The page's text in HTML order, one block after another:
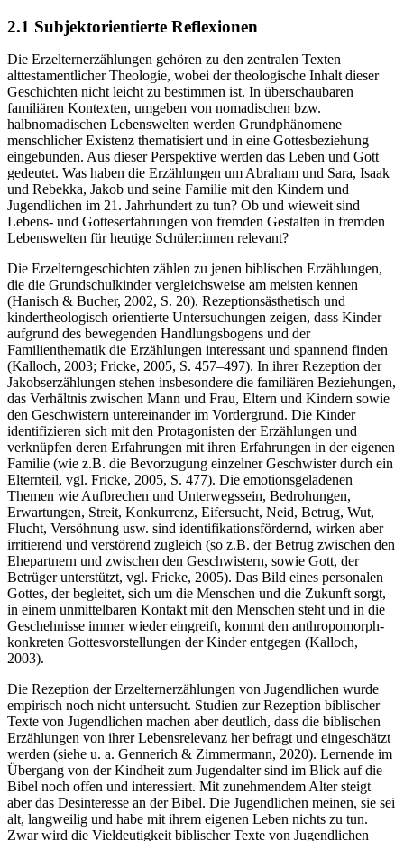
2.1 Subjektorientierte Reflexionen
Die Erzelternerzählungen gehören zu den zentralen Texten
alttestamentlicher Theologie, wobei der theologische Inhalt dieser
Geschichten nicht leicht zu bestimmen ist. In überschaubaren
familiären Kontexten, umgeben von nomadischen bzw.
halbnomadischen Lebenswelten werden Grundphänomene
menschlicher Existenz thematisiert und in eine Gottesbeziehung
eingebunden. Aus dieser Perspektive werden das Leben und Gott
gedeutet. Was haben die Erzählungen um Abraham und Sara, Isaak
und Rebekka, Jakob und seine Familie mit den Kindern und
Jugendlichen im 21. Jahrhundert zu tun? Ob und wieweit sind
Lebens- und Gotteserfahrungen von fremden Gestalten in fremden
Lebenswelten für heutige Schüler:innen relevant?
Die Erzelterngeschichten zählen zu jenen biblischen Erzählungen,
die die Grundschulkinder vergleichsweise am meisten kennen
(Hanisch & Bucher, 2002, S. 20). Rezeptionsästhetisch und
kindertheologisch orientierte Untersuchungen zeigen, dass Kinder
aufgrund des bewegenden Handlungsbogens und der
Familienthematik die Erzählungen interessant und spannend finden
(Kalloch, 2003; Fricke, 2005, S. 457–497). In ihrer Rezeption der
Jakobserzählungen stehen insbesondere die familiären Beziehungen,
das Verhältnis zwischen Mann und Frau, Eltern und Kindern sowie
den Geschwistern untereinander im Vordergrund. Die Kinder
identifizieren sich mit den Protagonisten der Erzählungen und
verknüpfen deren Erfahrungen mit ihren Erfahrungen in der eigenen
Familie (wie z.B. die Bevorzugung einzelner Geschwister durch ein
Elternteil, vgl. Fricke, 2005, S. 477). Die emotionsgeladenen
Themen wie Aufbrechen und Unterwegssein, Bedrohungen,
Erwartungen, Streit, Konkurrenz, Eifersucht, Neid, Betrug, Wut,
Flucht, Versöhnung usw. sind identifikationsfördernd, wirken aber
irritierend und verstörend zugleich (so z.B. der Betrug zwischen den
Ehepartnern und zwischen den Geschwistern, sowie Gott, der
Betrüger unterstützt, vgl. Fricke, 2005). Das Bild eines personalen
Gottes, der begleitet, sich um die Menschen und die Zukunft sorgt,
in einem unmittelbaren Kontakt mit den Menschen steht und in die
Geschehnisse immer wieder eingreift, kommt den anthropomorph-
konkreten Gottesvorstellungen der Kinder entgegen (Kalloch,
2003).
Die Rezeption der Erzelternerzählungen von Jugendlichen wurde
empirisch noch nicht untersucht. Studien zur Rezeption biblischer
Texte von Jugendlichen machen aber deutlich, dass die biblischen
Erzählungen von ihrer Lebensrelevanz her befragt und eingeschätzt
werden (siehe u. a. Gennerich & Zimmermann, 2020). Lernende im
Übergang von der Kindheit zum Jugendalter sind im Blick auf die
Bibel noch offen und interessiert. Mit zunehmendem Alter steigt
aber das Desinteresse an der Bibel. Die Jugendlichen meinen, sie sei
alt, langweilig und habe mit ihrem eigenen Leben nichts zu tun.
Zwar wird die Vieldeutigkeit biblischer Texte von Jugendlichen